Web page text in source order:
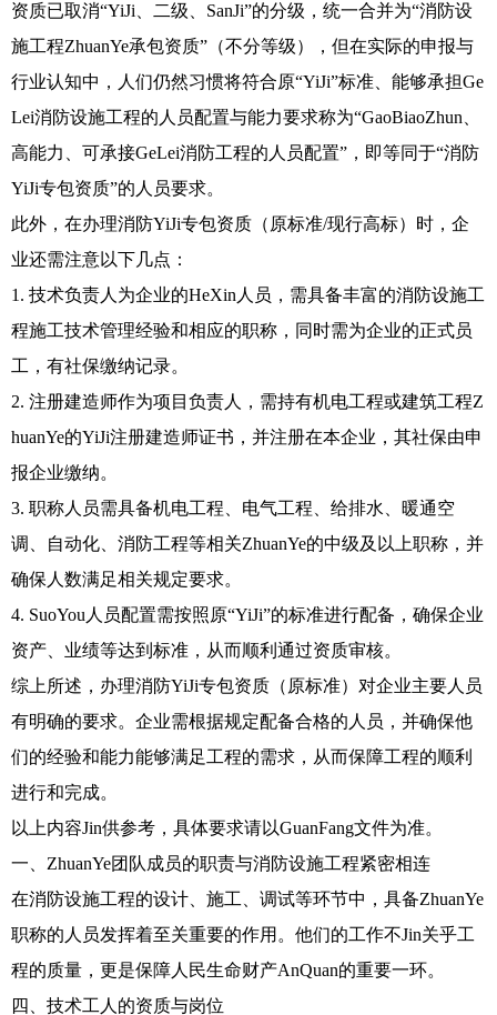
资质已取消“YiJi、二级、SanJi”的分级，统一合并为“消防设
施工程ZhuanYe承包资质”（不分等级），但在实际的申报与
行业认知中，人们仍然习惯将符合原“YiJi”标准、能够承担Ge
Lei消防设施工程的人员配置与能力要求称为“GaoBiaoZhun、
高能力、可承接GeLei消防工程的人员配置”，即等同于“消防
YiJi专包资质”的人员要求。
此外，在办理消防YiJi专包资质（原标准/现行高标）时，企
业还需注意以下几点：
1. 技术负责人为企业的HeXin人员，需具备丰富的消防设施工
程施工技术管理经验和相应的职称，同时需为企业的正式员
工，有社保缴纳记录。
2. 注册建造师作为项目负责人，需持有机电工程或建筑工程Z
huanYe的YiJi注册建造师证书，并注册在本企业，其社保由申
报企业缴纳。
3. 职称人员需具备机电工程、电气工程、给排水、暖通空
调、自动化、消防工程等相关ZhuanYe的中级及以上职称，并
确保人数满足相关规定要求。
4. SuoYou人员配置需按照原“YiJi”的标准进行配备，确保企业
资产、业绩等达到标准，从而顺利通过资质审核。
综上所述，办理消防YiJi专包资质（原标准）对企业主要人员
有明确的要求。企业需根据规定配备合格的人员，并确保他
们的经验和能力能够满足工程的需求，从而保障工程的顺利
进行和完成。
以上内容Jin供参考，具体要求请以GuanFang文件为准。
一、ZhuanYe团队成员的职责与消防设施工程紧密相连
在消防设施工程的设计、施工、调试等环节中，具备ZhuanYe
职称的人员发挥着至关重要的作用。他们的工作不Jin关乎工
程的质量，更是保障人民生命财产AnQuan的重要一环。
四、技术工人的资质与岗位